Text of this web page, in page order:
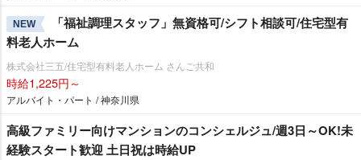
NEW
「福祉調理スタッフ」無資格可/シフト相談可/住宅型有
料老人ホーム
株式会社三五/住宅型有料老人ホーム さんご共和
時給1,225円～
アルバイト・パート / 神奈川県
高級ファミリー向けマンションのコンシェルジュ/週3日～OK!未
経験スタート歓迎 土日祝は時給UP